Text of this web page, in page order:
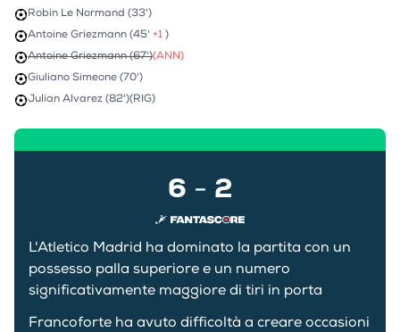
Robin Le Normand (33')
Antoine Griezmann (45' +1 )
Antoine Griezmann (67')(ANN)
Giuliano Simeone (70')
Julian Alvarez (82')(RIG)
6 - 2
L'Atletico Madrid ha dominato la partita con un
possesso palla superiore e un numero
significativamente maggiore di tiri in porta
Francoforte ha avuto difficoltà a creare occasioni